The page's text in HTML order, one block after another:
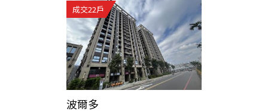
成交22戶
波爾多